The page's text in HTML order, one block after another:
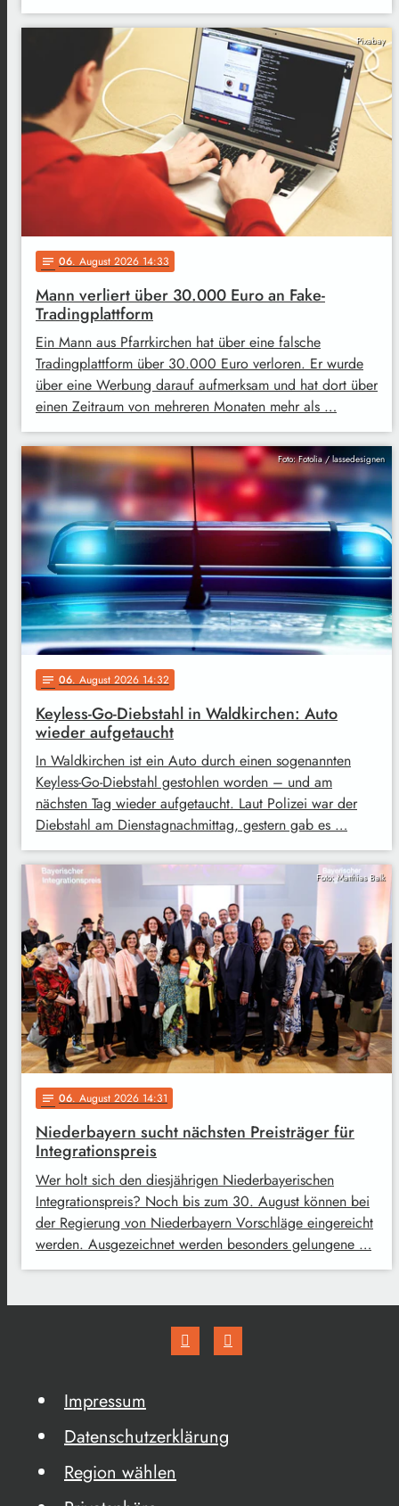
Pixabay
notes 06. August 2026 14:33
Mann verliert über 30.000 Euro an Fake-
Tradingplattform
Ein Mann aus Pfarrkirchen hat über eine falsche
Tradingplattform über 30.000 Euro verloren. Er wurde
über eine Werbung darauf aufmerksam und hat dort über
einen Zeitraum von mehreren Monaten mehr als …
Foto: Fotolia / lassedesignen
notes 06. August 2026 14:32
Keyless-Go-Diebstahl in Waldkirchen: Auto
wieder aufgetaucht
In Waldkirchen ist ein Auto durch einen sogenannten
Keyless-Go-Diebstahl gestohlen worden – und am
nächsten Tag wieder aufgetaucht. Laut Polizei war der
Diebstahl am Dienstagnachmittag, gestern gab es …
Foto: Matthias Balk
notes 06. August 2026 14:31
Niederbayern sucht nächsten Preisträger für
Integrationspreis
Wer holt sich den diesjährigen Niederbayerischen
Integrationspreis? Noch bis zum 30. August können bei
der Regierung von Niederbayern Vorschläge eingereicht
werden. Ausgezeichnet werden besonders gelungene …
Impressum
Datenschutzerklärung
Region wählen